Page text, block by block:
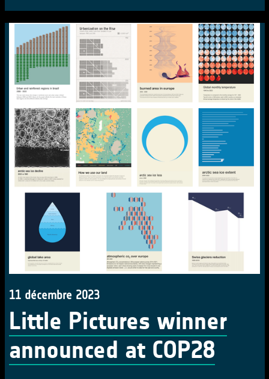
11 décembre 2023
Little Pictures winner
announced at COP28